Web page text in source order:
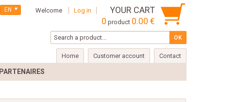
Welcome Log in
YOUR CART
0 product 0.00 €
EN
Home Customer account Contact
PARTENAIRES